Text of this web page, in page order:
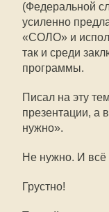
(Федеральной
усиленно
«СОЛО» и
так и среди
программы.
Писал на эту
презентации, а
нужно».
Не нужно. И всё
Грустно!